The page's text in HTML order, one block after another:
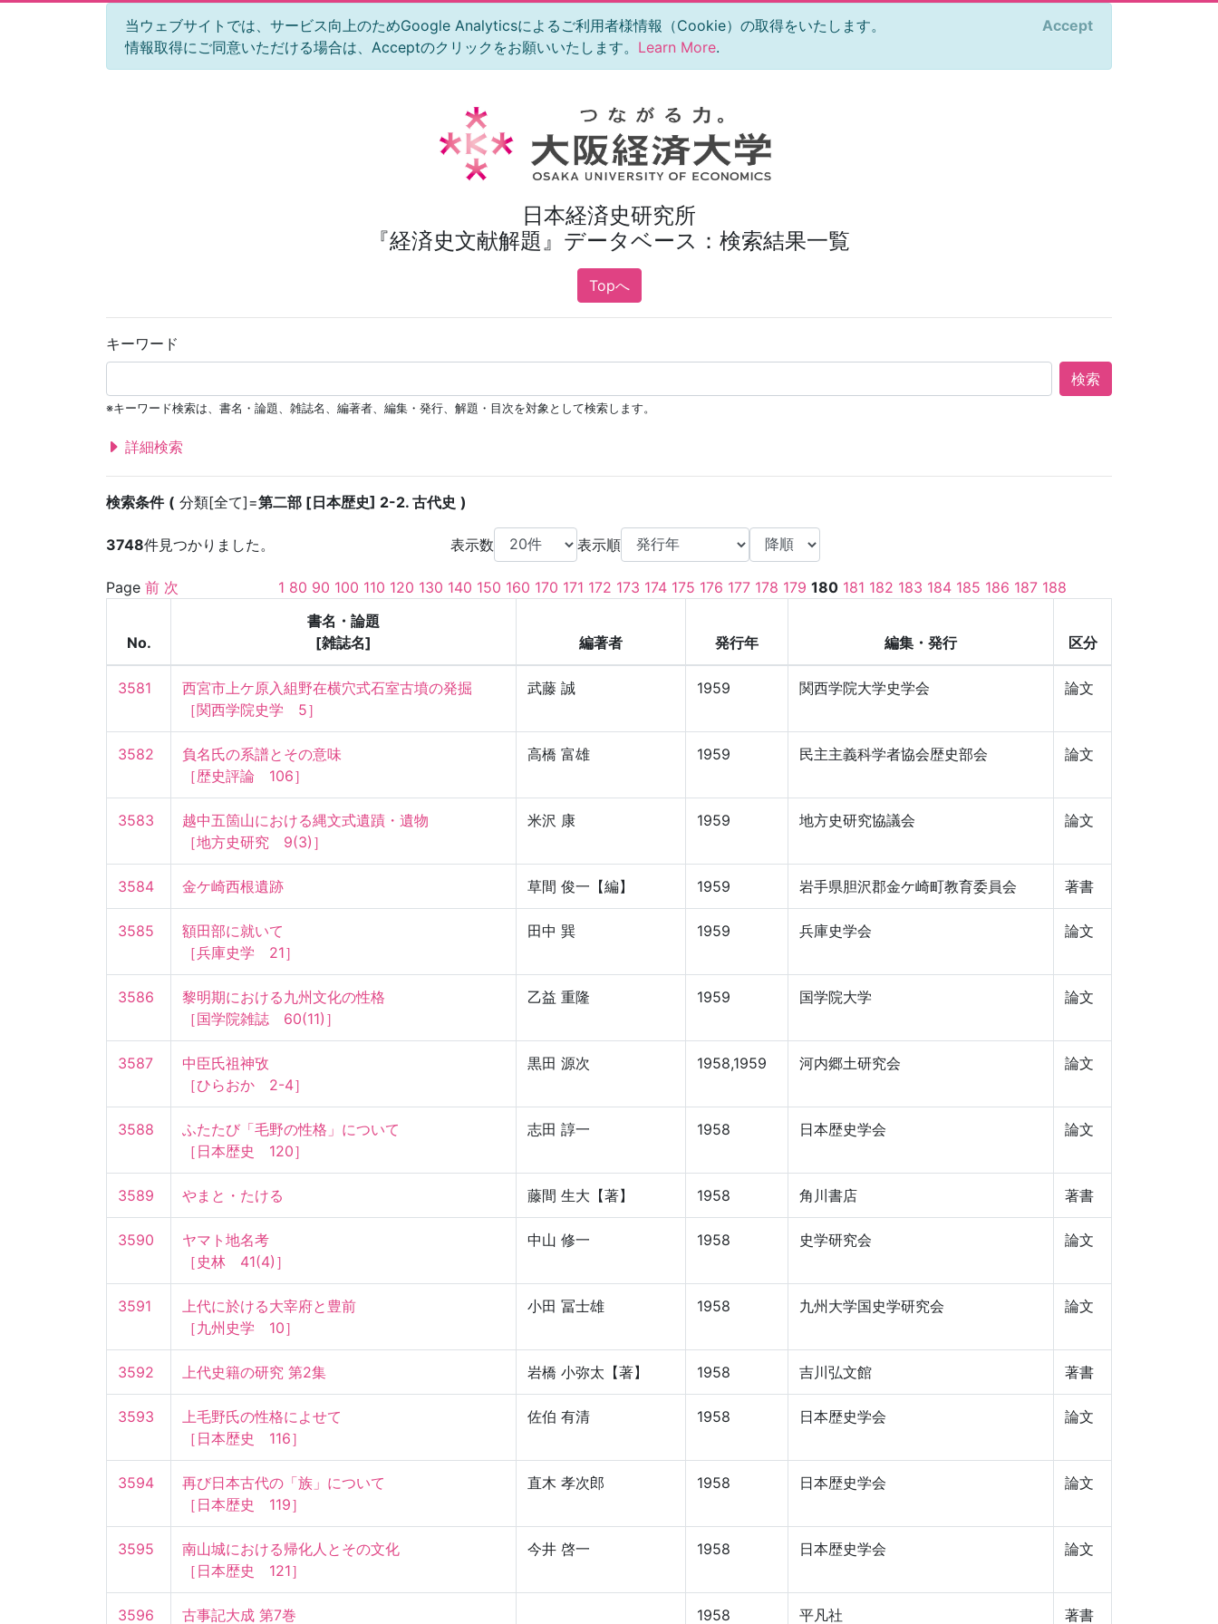
当ウェブサイトでは、サービス向上のためGoogle Analyticsによるご利用者様情報（Cookie）の取得をいたします。
情報取得にご同意いただける場合は、Acceptのクリックをお願いいたします。 Learn More.
Accept
日本経済史研究所
『経済史文献解題』データベース：検索結果一覧
Topへ
キーワード
検索
※キーワード検索は、書名・論題、雑誌名、編著者、編集・発行、解題・目次を対象として検索します。
詳細検索
検索条件 分類[全て]=第二部 [日本歴史] 2-2. 古代史
3748件見つかりました。 表示数 表示順
Page 前 次 1 80 90 100 110 120 130 140 150 160 170 171 172 173 174 175 176 177 178 179 180 181 182 183 184 185 186 187 188
No.
書名・論題
[雑誌名]
編著者 発行年 編集・発行 区分
3581
西宮市上ケ原入組野在横穴式石室古墳の発掘
［関西学院史学　5］
武藤 誠 1959 関西学院大学史学会 論文
3582
負名氏の系譜とその意味
［歴史評論　106］
高橋 富雄 1959 民主主義科学者協会歴史部会 論文
3583
越中五箇山における縄文式遺蹟・遺物
［地方史研究　9(3)］
米沢 康 1959 地方史研究協議会 論文
3584 金ケ崎西根遺跡 草間 俊一【編】 1959 岩手県胆沢郡金ケ崎町教育委員会 著書
3585
額田部に就いて
［兵庫史学　21］
田中 巽 1959 兵庫史学会 論文
3586
黎明期における九州文化の性格
［国学院雑誌　60(11)］
乙益 重隆 1959 国学院大学 論文
3587
中臣氏祖神攷
［ひらおか　2-4］
黒田 源次 1958,1959 河内郷土研究会 論文
3588
ふたたび「毛野の性格」について
［日本歴史　120］
志田 諄一 1958 日本歴史学会 論文
3589 やまと・たける 藤間 生大【著】 1958 角川書店 著書
3590
ヤマト地名考
［史林　41(4)］
中山 修一 1958 史学研究会 論文
3591
上代に於ける大宰府と豊前
［九州史学　10］
小田 冨士雄 1958 九州大学国史学研究会 論文
3592 上代史籍の研究 第2集 岩橋 小弥太【著】 1958 吉川弘文館 著書
3593
上毛野氏の性格によせて
［日本歴史　116］
佐伯 有清 1958 日本歴史学会 論文
3594
再び日本古代の「族」について
［日本歴史　119］
直木 孝次郎 1958 日本歴史学会 論文
3595
南山城における帰化人とその文化
［日本歴史　121］
今井 啓一 1958 日本歴史学会 論文
3596 古事記大成 第7巻 1958 平凡社 著書